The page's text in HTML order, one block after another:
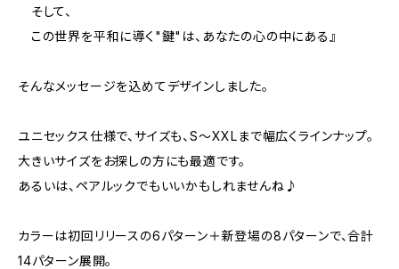
そして、
この世界を平和に導く"鍵"は、あなたの心の中にある』
そんなメッセージを込めてデザインしました。
ユニセックス仕様で、サイズも、S～XXLまで幅広くラインナップ。
大きいサイズをお探しの方にも最適です。
あるいは、ペアルックでもいいかもしれませんね♪
カラーは初回リリースの6パターン＋新登場の8パターンで、合計
14パターン展開。